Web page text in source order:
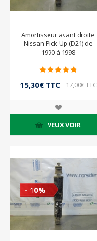
Amortisseur avant droite
Nissan Pick-Up (D21) de
1990 à 1998
15,30€ TTC 17,00€ TTC
VEUX VOIR
- 10%